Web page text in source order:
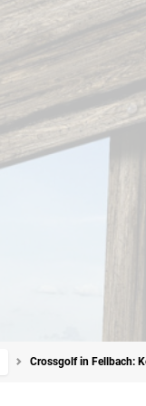
Crossgolf in Fellbach: